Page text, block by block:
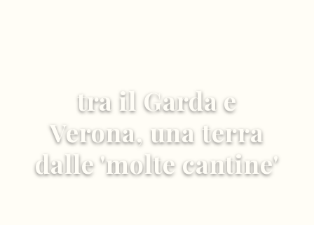
tra il Garda e
Verona, una terra
dalle 'molte cantine'